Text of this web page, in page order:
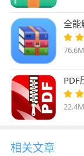
全能
PDF
相关文章